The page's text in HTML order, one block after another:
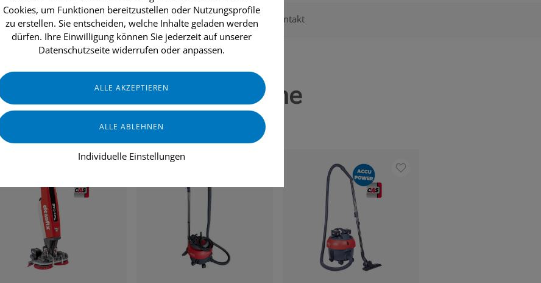
Aktionen Topseller Über uns Kontakt
Reinigungssysteme
Cookies, um Funktionen bereitzustellen oder Nutzungsprofile
zu erstellen. Sie entscheiden, welche Inhalte geladen werden
dürfen. Ihre Einwilligung können Sie jederzeit auf unserer
Datenschutzseite widerrufen oder anpassen.
Individuelle Einstellungen